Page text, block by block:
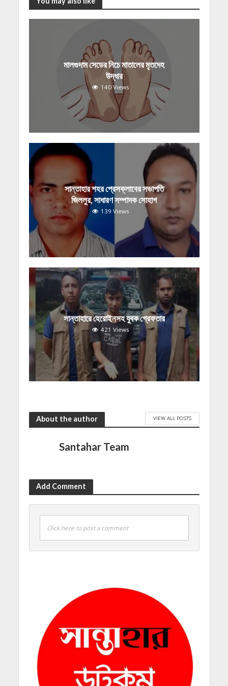
মালগুদাম সেডের নিচে মাতালের মৃতদেহ
উদ্ধার
140 Views
সান্তাহার শহর প্রেসক্লাবের সভাপতি
জিললুর, সাধারণ সম্পাদক সোহাগ
139 Views
সান্তাহারে হেরোইনসহ যুবক গ্রেফতার
421 Views
About the author VIEW ALL POSTS
Santahar Team
Add Comment
Click here to post a comment